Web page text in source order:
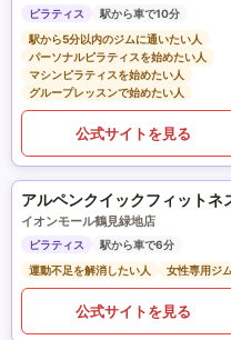
ピラティス
駅から車で10分
駅から5分以内のジムに通いたい人
パーソナルピラティスを始めたい人
マシンピラティスを始めたい人
グループレッスンで始めたい人
公式サイトを見る
アルペンクイックフィットネ
イオンモール鶴見緑地店
ピラティス
駅から車で6分
運動不足を解消したい人
女性専用ジ
公式サイトを見る